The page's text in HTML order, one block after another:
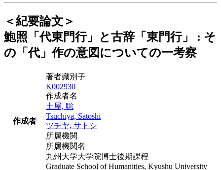
＜紀要論文＞
鮑照「代東門行」と古辞「東門行」 : そ
の「代」作の意図についての一考察
作成者
著者識別子
K002930
作成者名
土屋, 聡
Tsuchiya, Satoshi
ツチヤ, サトシ
所属機関
所属機関名
九州大学大学院博士後期課程
Graduate School of Humanities, Kyushu University